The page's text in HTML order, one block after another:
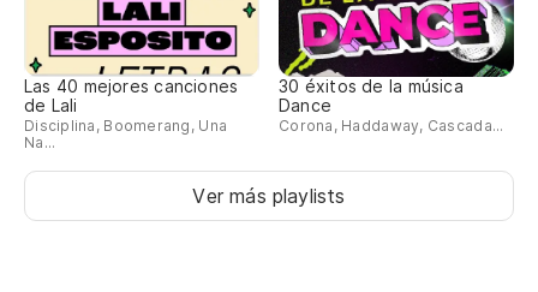
Las 40 mejores canciones
de Lali
Disciplina, Boomerang, Una
Na...
30 éxitos de la música
Dance
Corona, Haddaway, Cascada...
Ver más playlists